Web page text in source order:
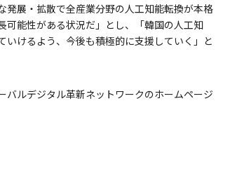
展・拡散で全産業分野の人工知能転換が本格
可能性がある状況だ」とし、「韓国の人工知
けるよう、今後も積極的に支援していく」と
ルデジタル革新ネットワークのホームページ